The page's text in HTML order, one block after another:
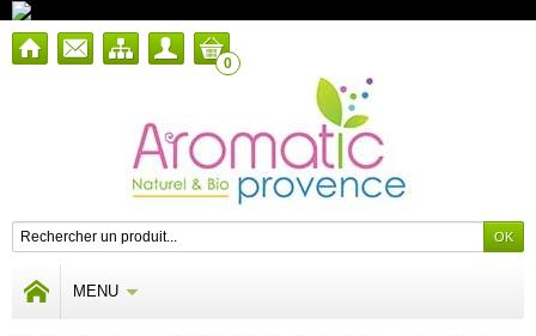
0
MENU